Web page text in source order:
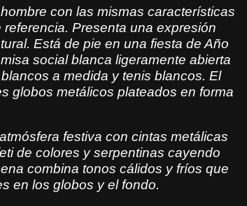
partes. La escena combina tonos
reflejos brillantes en los globos y el
profundidad de campo suave,
de celebración, iluminación
y calidad 4K.
con las mismas características
Presenta una expresión
Está de pie en una fiesta de Año
social blanca ligeramente abierta
a medida y tenis blancos. El
globos metálicos plateados en forma
festiva con cintas metálicas
de colores y serpentinas cayendo
combina tonos cálidos y fríos que
en los globos y el fondo.